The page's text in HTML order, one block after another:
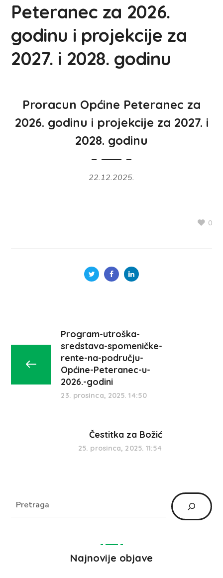
Peteranec za 2026.
godinu i projekcije za
2027. i 2028. godinu
Proracun Općine Peteranec za
2026. godinu i projekcije za 2027. i
2028. godinu
22.12.2025.
0
Program-utroška-
sredstava-spomeničke-
rente-na-području-
Općine-Peteranec-u-
2026.-godini
23. prosinca, 2025. 14:50
Čestitka za Božić
25. prosinca, 2025. 11:54
Najnovije objave